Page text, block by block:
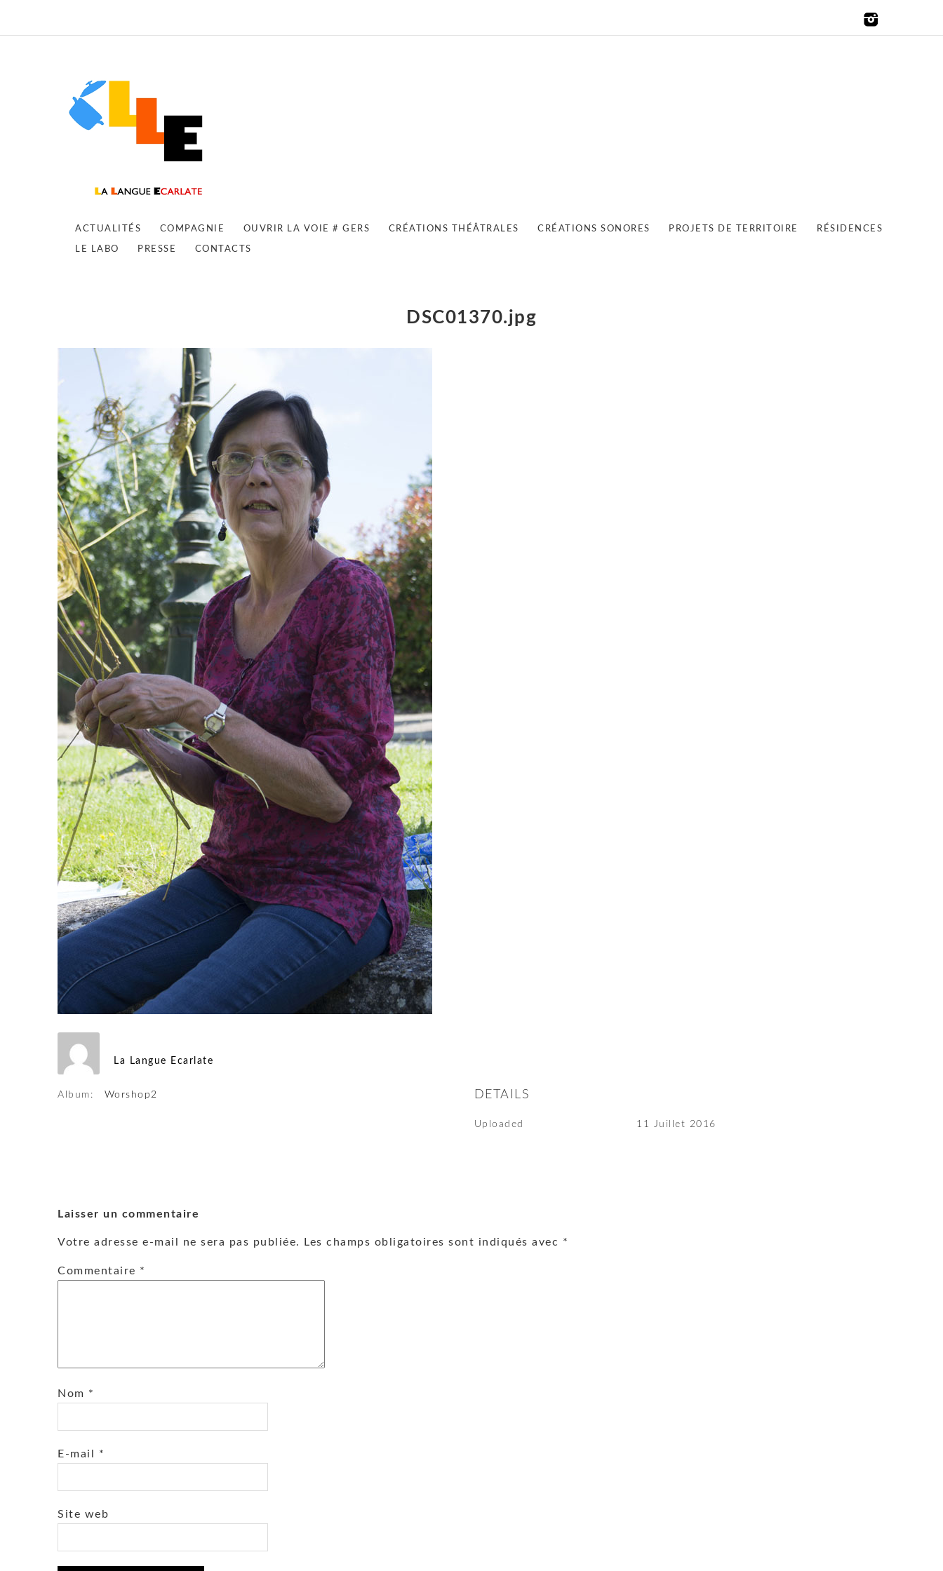
ACTUALITÉS COMPAGNIE OUVRIR LA VOIE # GERS CRÉATIONS THÉÂTRALES CRÉATIONS SONORES PROJETS DE TERRITOIRE RÉSIDENCES
LE LABO PRESSE CONTACTS
DSC01370.jpg
La Langue Ecarlate
Album: Worshop2 DETAILS
Uploaded 11 Juillet 2016
Laisser un commentaire
Votre adresse e-mail ne sera pas publiée. Les champs obligatoires sont indiqués avec *
Commentaire *
Nom *
E-mail *
Site web